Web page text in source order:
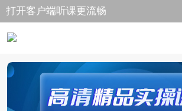
打开客户端听课更流畅